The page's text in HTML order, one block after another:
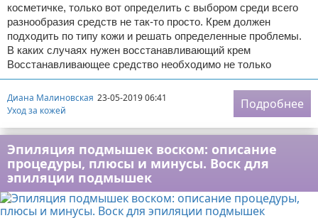
косметичке, только вот определить с выбором среди всего
разнообразия средств не так-то просто. Крем должен
подходить по типу кожи и решать определенные проблемы.
В каких случаях нужен восстанавливающий крем
Восстанавливающее средство необходимо не только
Диана Малиновская 23-05-2019 06:41
Уход за кожей
Подробнее
Эпиляция подмышек воском: описание
процедуры, плюсы и минусы. Воск для
эпиляции подмышек